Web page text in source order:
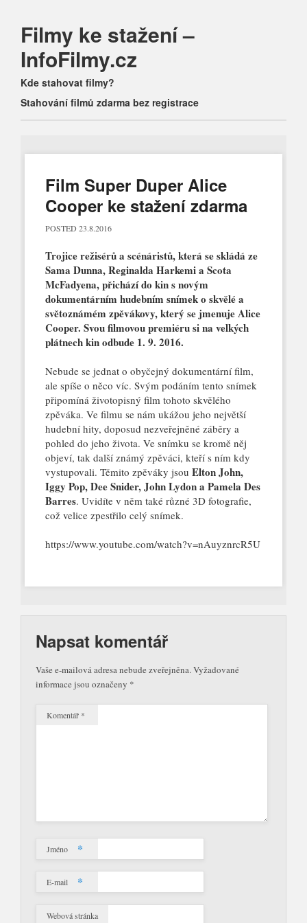
Filmy ke stažení –
InfoFilmy.cz
Main menu
Skip
to
content
Kde stahovat filmy?
Stahování filmů zdarma bez registrace
Film Super Duper Alice
Cooper ke stažení zdarma
POSTED 23.8.2016
Trojice režisérů a scénáristů, která se skládá ze
Sama Dunna, Reginalda Harkemi a Scota
McFadyena, přichází do kin s novým
dokumentárním hudebním snímek o skvělé a
světoznámém zpěvákovy, který se jmenuje Alice
Cooper. Svou filmovou premiéru si na velkých
plátnech kin odbude 1. 9. 2016.
Nebude se jednat o obyčejný dokumentární film,
ale spíše o něco víc. Svým podáním tento snímek
připomíná životopisný film tohoto skvělého
zpěváka. Ve filmu se nám ukážou jeho největší
hudební hity, doposud nezveřejněné záběry a
pohled do jeho života. Ve snímku se kromě něj
objeví, tak další známý zpěváci, kteří s ním kdy
vystupovali. Těmito zpěváky jsou Elton John,
Iggy Pop, Dee Snider, John Lydon a Pamela Des
Barres. Uvidíte v něm také různé 3D fotografie,
což velice zpestřilo celý snímek.
https://www.youtube.com/watch?v=nAuyznrcR5U
Napsat komentář
Vaše e-mailová adresa nebude zveřejněna.Vyžadované
informace jsou označeny *
Komentář *
Jméno *
E-mail *
Webová stránka